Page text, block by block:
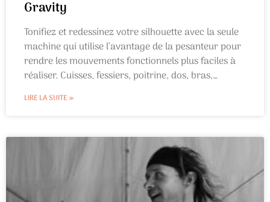
Gravity
Tonifiez et redessinez votre silhouette avec la seule
machine qui utilise l’avantage de la pesanteur pour
rendre les mouvements fonctionnels plus faciles à
réaliser. Cuisses, fessiers, poitrine, dos, bras,
en 30 minutes seulement !
LIRE LA SUITE »